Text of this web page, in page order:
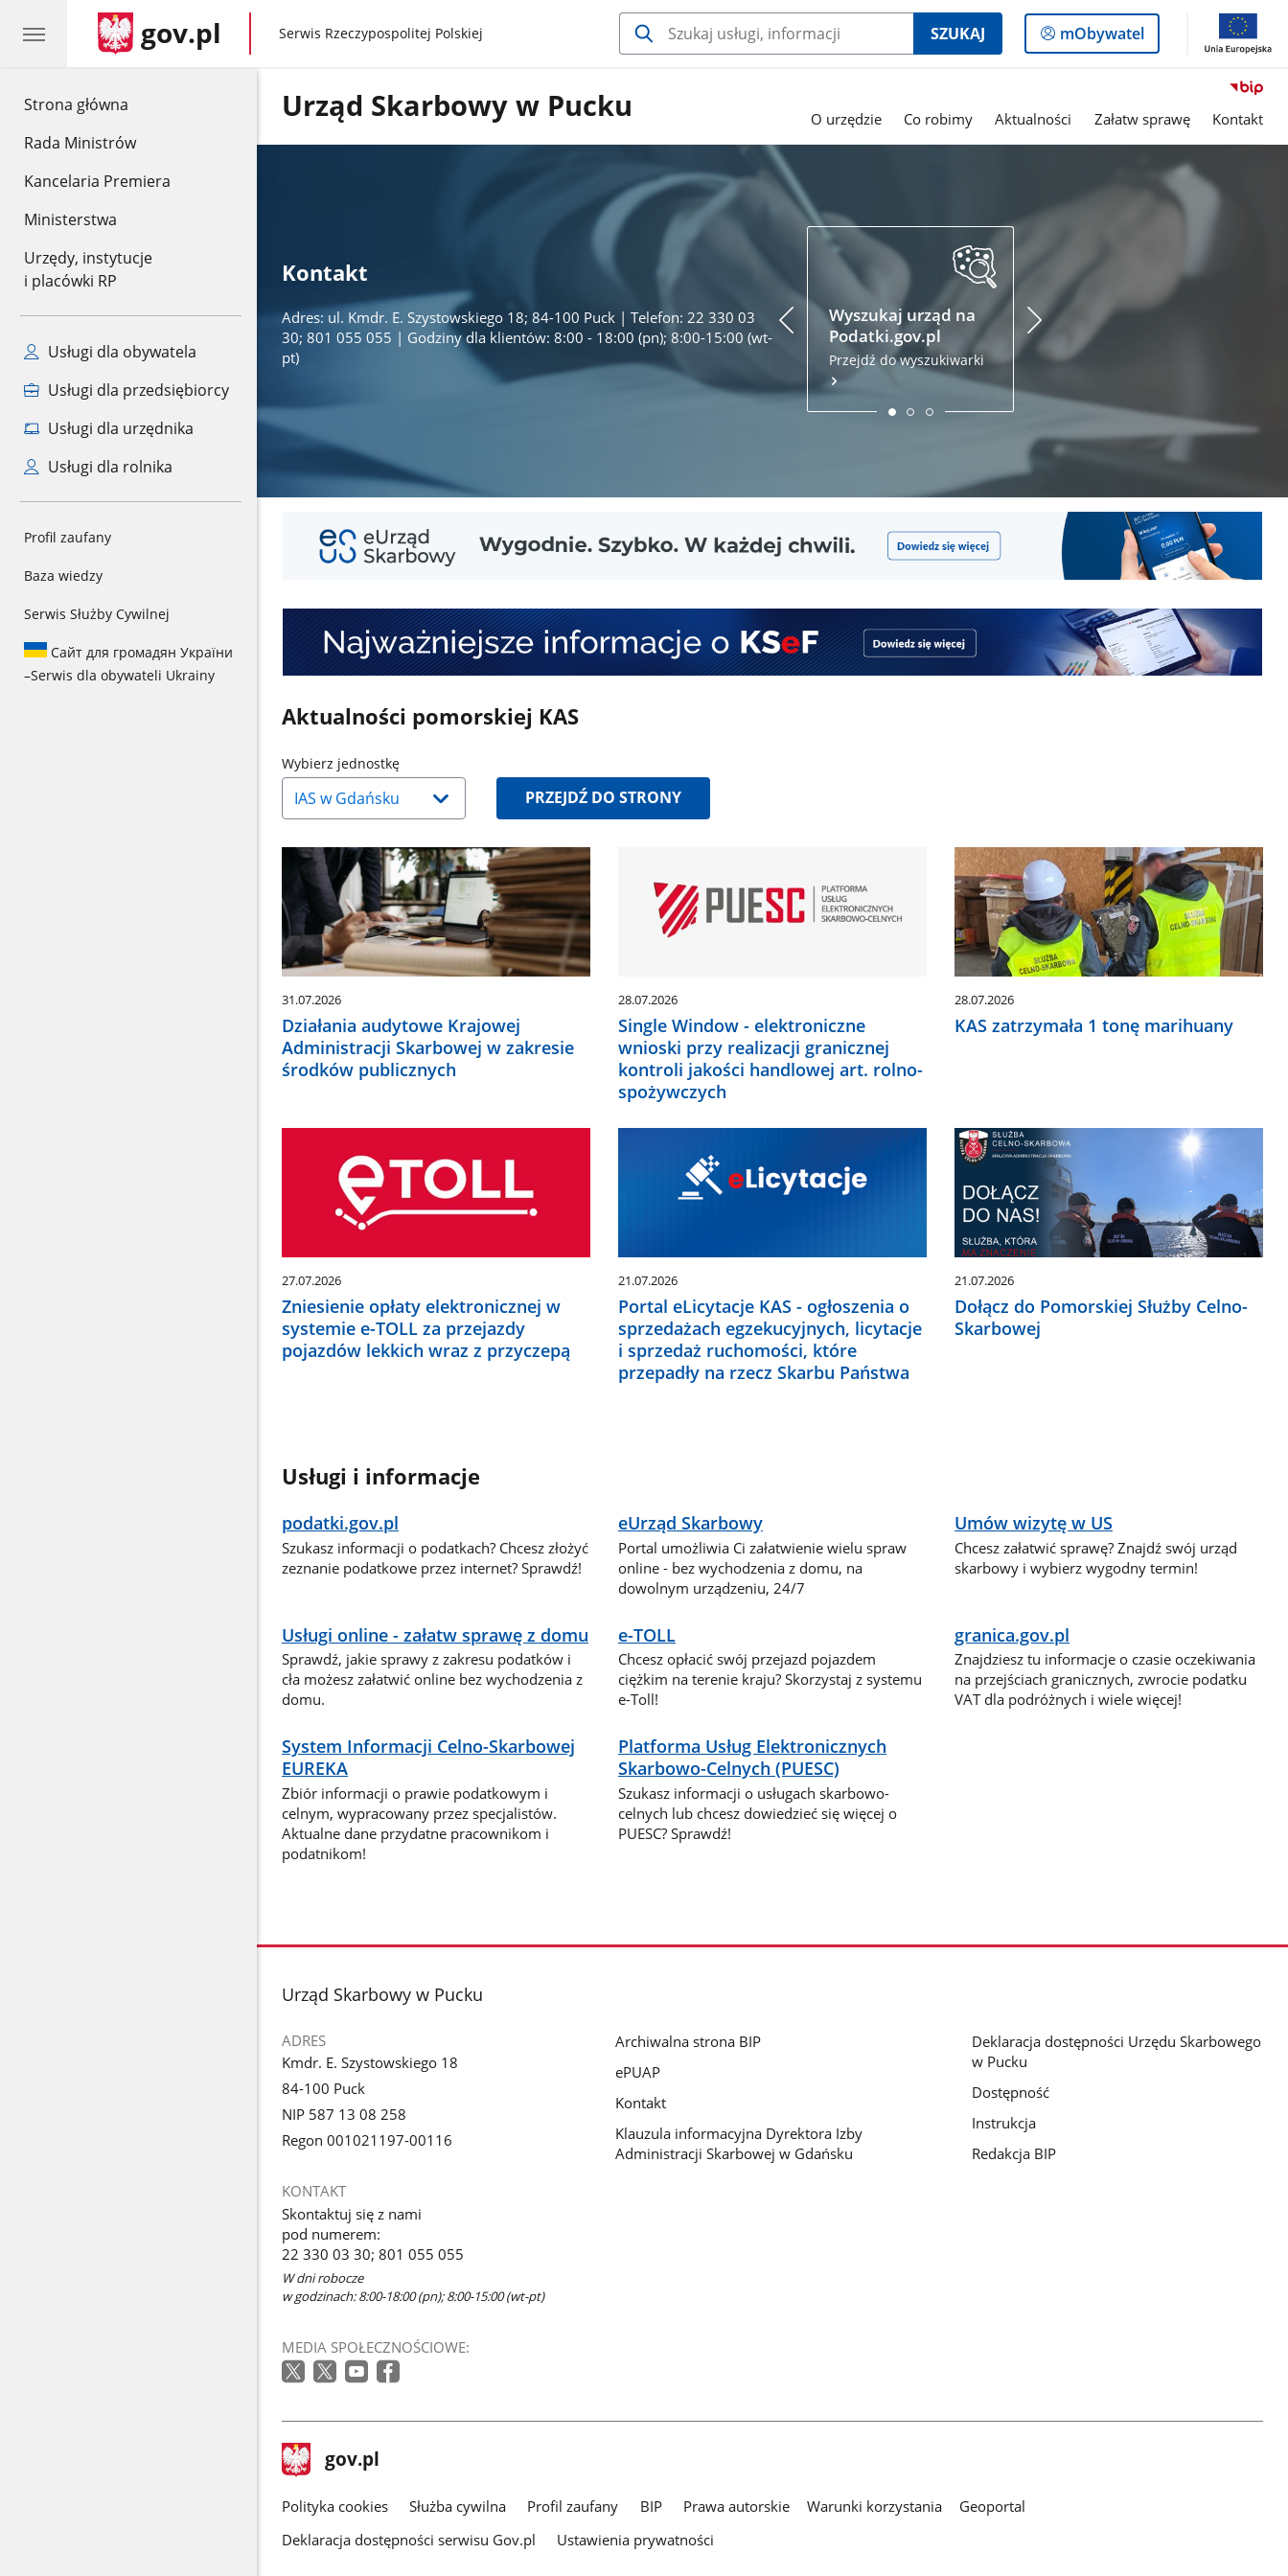
Strona główna
Rada Ministrów
Kancelaria Premiera
Ministerstwa
Urzędy, instytucje
i placówki RP
Usługi dla obywatela
Usługi dla przedsiębiorcy
Usługi dla urzędnika
Usługi dla rolnika
Profil zaufany
Baza wiedzy
Serwis Służby Cywilnej
Сайт для громадян України
–Serwis dla obywateli Ukrainy
gov.pl gov.pl
Serwis Rzeczypospolitej Polskiej SZUKAJ
Logowanie
do
mObywatel
Urząd Skarbowy w Pucku O urzędzie Co robimy Aktualności Załatw sprawę Kontakt
Kontakt
Adres: ul. Kmdr. E. Szystowskiego 18; 84-100 Puck | Telefon: 22 330 03
30; 801 055 055 | Godziny dla klientów: 8:00 - 18:00 (pn); 8:00-15:00 (wt-
pt)
Wyszukaj urząd na
Podatki.gov.pl
Przejdź do wyszukiwarki
Podatki.gov.pl
Złóż zeznanie podatkowe
przez internet
Banner
Banner
Aktualności pomorskiej KAS
Wybierz jednostkęNaciśnij
strzałkę
w
dół,
wybrać
odpowiednią
pozycję.
Dane
zaktualizują
się
PRZEJDŹ DO STRONY
31.07.2026
Działania audytowe Krajowej
Administracji Skarbowej w zakresie
środków publicznych
28.07.2026
Single Window - elektroniczne
wnioski przy realizacji granicznej
kontroli jakości handlowej art. rolno-
spożywczych
28.07.2026
KAS zatrzymała 1 tonę marihuany
27.07.2026
Zniesienie opłaty elektronicznej w
systemie e-TOLL za przejazdy
pojazdów lekkich wraz z przyczepą
21.07.2026
Portal eLicytacje KAS - ogłoszenia o
sprzedażach egzekucyjnych, licytacje
i sprzedaż ruchomości, które
przepadły na rzecz Skarbu Państwa
21.07.2026
Dołącz do Pomorskiej Służby Celno-
Skarbowej
Usługi i informacje
podatki.gov.pl
Szukasz informacji o podatkach? Chcesz złożyć
zeznanie podatkowe przez internet? Sprawdź!
eUrząd Skarbowy
Portal umożliwia Ci załatwienie wielu spraw
online - bez wychodzenia z domu, na
dowolnym urządzeniu, 24/7
Umów wizytę w US
Chcesz załatwić sprawę? Znajdź swój urząd
skarbowy i wybierz wygodny termin!
Usługi online - załatw sprawę z domu
Sprawdź, jakie sprawy z zakresu podatków i
cła możesz załatwić online bez wychodzenia z
domu.
e-TOLL
Chcesz opłacić swój przejazd pojazdem
ciężkim na terenie kraju? Skorzystaj z systemu
e-Toll!
granica.gov.pl
Znajdziesz tu informacje o czasie oczekiwania
na przejściach granicznych, zwrocie podatku
VAT dla podróżnych i wiele więcej!
System Informacji Celno-Skarbowej
EUREKA
Zbiór informacji o prawie podatkowym i
celnym, wypracowany przez specjalistów.
Aktualne dane przydatne pracownikom i
podatnikom!
Platforma Usług Elektronicznych
Skarbowo-Celnych (PUESC)
Szukasz informacji o usługach skarbowo-
celnych lub chcesz dowiedzieć się więcej o
PUESC? Sprawdź!
stopka
Urząd Skarbowy w Pucku
ADRES
Kmdr. E. Szystowskiego 18
84-100 Puck
NIP 587 13 08 258
Regon 001021197-00116
KONTAKT
Skontaktuj się z nami
pod numerem:
22 330 03 30; 801 055 055
W dni robocze
w godzinach: 8:00-18:00 (pn); 8:00-15:00 (wt-pt)
MEDIA SPOŁECZNOŚCIOWE:
Archiwalna strona BIP
ePUAP
Kontakt
Klauzula informacyjna Dyrektora Izby
Administracji Skarbowej w Gdańsku
Deklaracja dostępności Urzędu Skarbowego
w Pucku
Dostępność
Instrukcja
Redakcja BIP
stopka
gov.pl Strona
gov.pl
gov.pl
Polityka cookies Służba cywilna Profil zaufany BIP Prawa autorskie Warunki korzystania
Geoportal
Deklaracja dostępności serwisu Gov.pl
Ustawienia prywatności